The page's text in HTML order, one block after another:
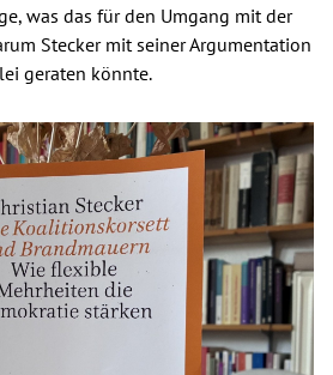
was das für den Umgang mit der
Stecker mit seiner Argumentation
geraten könnte.